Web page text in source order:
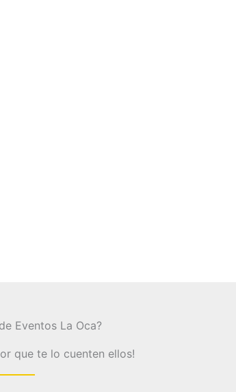
Eventos La Oca?
que te lo cuenten ellos!